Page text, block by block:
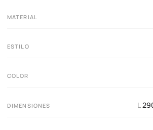
MATERIAL
ESTILO
COLOR
DIMENSIONES L